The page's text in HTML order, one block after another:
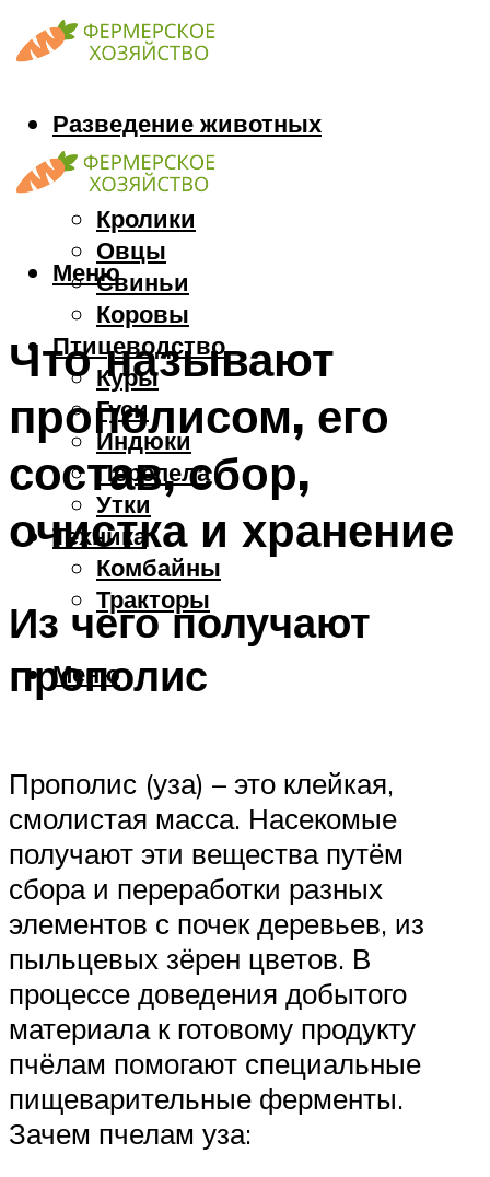
Разведение животных
Козы
Кони
Кролики
Овцы
Свиньи
Коровы
Птицеводство
Куры
Гуси
Индюки
Перепела
Утки
Техника
Комбайны
Тракторы
Меню
Меню
Что называют
прополисом, его
состав, сбор,
очистка и хранение
Из чего получают
прополис
Прополис (уза) – это клейкая,
смолистая масса. Насекомые
получают эти вещества путём
сбора и переработки разных
элементов с почек деревьев, из
пыльцевых зёрен цветов. В
процессе доведения добытого
материала к готовому продукту
пчёлам помогают специальные
пищеварительные ферменты.
Зачем пчелам уза: